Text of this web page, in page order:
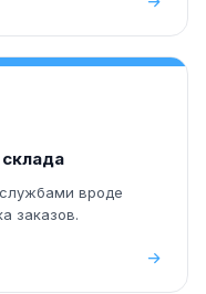
службами вроде
заказов.